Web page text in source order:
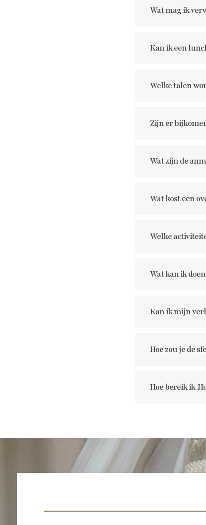
Wat mag ik
Kan ik een
Welke talen
Zijn er
Wat zijn de
Wat kost een
Welke
Wat kan ik
Kan ik mijn
Hoe zou je de
Hoe bereik ik